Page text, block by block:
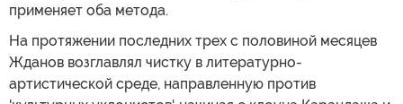
применяет оба метода.
На протяжении последних трех с половиной месяцев
Жданов возглавлял чистку в литературно-
артистической среде, направленную против